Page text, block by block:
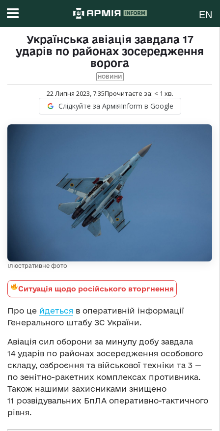
EN
Українська авіація завдала 17
ударів по районах зосередження
ворога
НОВИНИ
22 Липня 2023, 7:35Прочитаєте за: < 1 хв.
Слідкуйте за АрміяInform в Google
Ілюстративне фото
Ситуація щодо російського вторгнення
Про це йдеться в оперативній інформації
Генерального штабу ЗС України.
Авіація сил оборони за минулу добу завдала
14 ударів по районах зосередження особового
складу, озброєння та військової техніки та 3 —
по зенітно-ракетних комплексах противника.
Також нашими захисниками знищено
11 розвідувальних БпЛА оперативно-тактичного
рівня.